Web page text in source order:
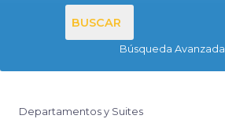
BUSCAR
Búsqueda Avanzada
Departamentos y Suites